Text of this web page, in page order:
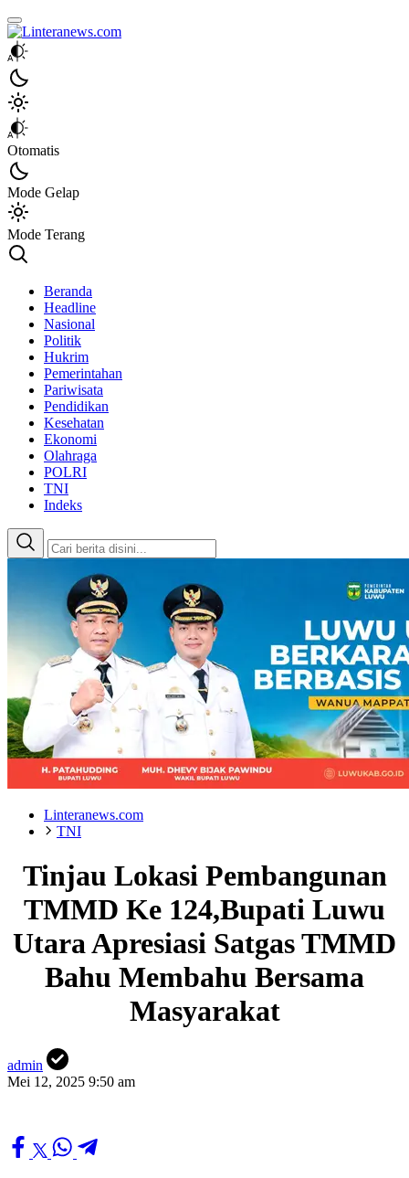
Linteranews.com
Lintas Informasi Tercepat dan Akurat
Otomatis
Mode Gelap
Mode Terang
Beranda
Headline
Nasional
Politik
Hukrim
Pemerintahan
Pariwisata
Pendidikan
Kesehatan
Ekonomi
Olahraga
POLRI
TNI
Indeks
Linteranews.com
TNI
Tinjau Lokasi Pembangunan
TMMD Ke 124,Bupati Luwu
Utara Apresiasi Satgas TMMD
Bahu Membahu Bersama
Masyarakat
admin
Mei 12, 2025 9:50 am